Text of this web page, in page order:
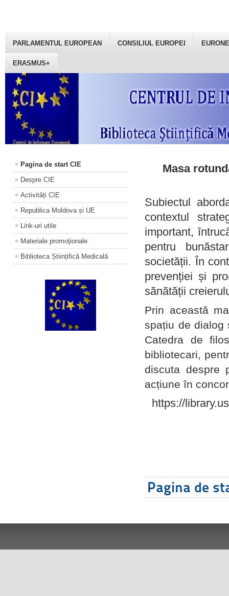
PARLAMENTUL EUROPEAN CONSILIUL EUROPEI
ERASMUS+
Pagina de start CIE
Despre CIE
Activități CIE
Republica Moldova și UE
Link-uri utile
Materiale promoţionale
Biblioteca Științifică Medicală
Masa
Subiectul
contextul
important,
pentru
societății. În
prevenției și
sănătății
Prin această
spațiu de dialog
Catedra de
bibliotecari,
discuta despre
acțiune în
https://
Pagina de